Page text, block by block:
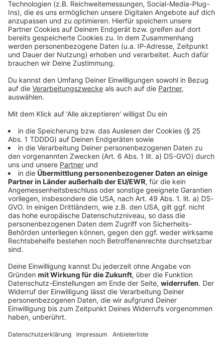
Kontaktformular
Sprachnachricht
© dpa-infocom, dpa:251013-930-155767/1
Bayern
85 Meter tief: Apnoetaucher verfehlt Rekord
knapp
Der Freitaucher Minja Marinković hat es im
Starnberger See versucht: Er wollte einen deutschen
85 Meter Tiefe – doch das allein reichte nicht.